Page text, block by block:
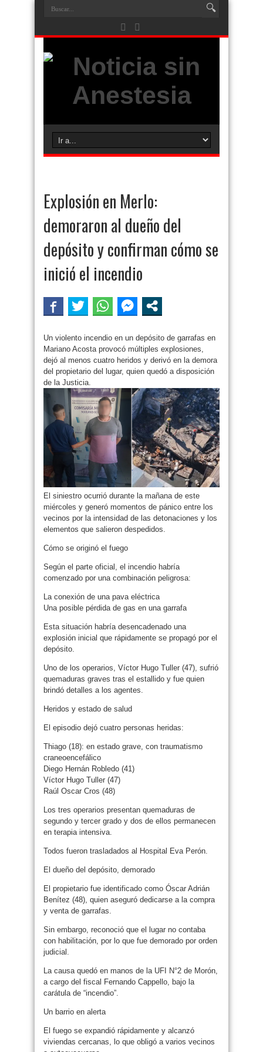
Explosión en Merlo:
demoraron al dueño del
depósito y confirman cómo se
inició el incendio
Un violento incendio en un depósito de garrafas en
Mariano Acosta provocó múltiples explosiones,
dejó al menos cuatro heridos y derivó en la demora
del propietario del lugar, quien quedó a disposición
de la Justicia.
El siniestro ocurrió durante la mañana de este
miércoles y generó momentos de pánico entre los
vecinos por la intensidad de las detonaciones y los
elementos que salieron despedidos.
Cómo se originó el fuego
Según el parte oficial, el incendio habría
comenzado por una combinación peligrosa:
La conexión de una pava eléctrica
Una posible pérdida de gas en una garrafa
Esta situación habría desencadenado una
explosión inicial que rápidamente se propagó por el
depósito.
Uno de los operarios, Víctor Hugo Tuller (47), sufrió
quemaduras graves tras el estallido y fue quien
brindó detalles a los agentes.
Heridos y estado de salud
El episodio dejó cuatro personas heridas:
Thiago (18): en estado grave, con traumatismo
craneoencefálico
Diego Hernán Robledo (41)
Víctor Hugo Tuller (47)
Raúl Oscar Cros (48)
Los tres operarios presentan quemaduras de
segundo y tercer grado y dos de ellos permanecen
en terapia intensiva.
Todos fueron trasladados al Hospital Eva Perón.
El dueño del depósito, demorado
El propietario fue identificado como Óscar Adrián
Benítez (48), quien aseguró dedicarse a la compra
y venta de garrafas.
Sin embargo, reconoció que el lugar no contaba
con habilitación, por lo que fue demorado por orden
judicial.
La causa quedó en manos de la UFI N°2 de Morón,
a cargo del fiscal Fernando Cappello, bajo la
carátula de “incendio”.
Un barrio en alerta
El fuego se expandió rápidamente y alcanzó
viviendas cercanas, lo que obligó a varios vecinos